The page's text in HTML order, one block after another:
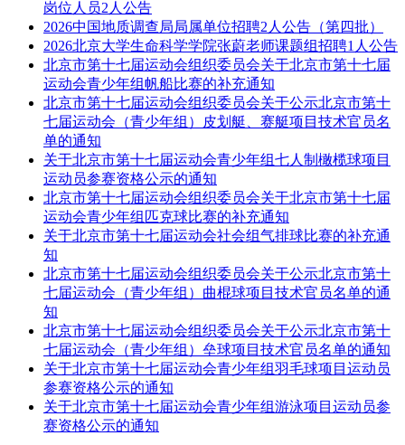
岗位人员2人公告
2026中国地质调查局局属单位招聘2人公告（第四批）
2026北京大学生命科学学院张蔚老师课题组招聘1人公告
北京市第十七届运动会组织委员会关于北京市第十七届
运动会青少年组帆船比赛的补充通知
北京市第十七届运动会组织委员会关于公示北京市第十
七届运动会（青少年组）皮划艇、赛艇项目技术官员名
单的通知
关于北京市第十七届运动会青少年组七人制橄榄球项目
运动员参赛资格公示的通知
北京市第十七届运动会组织委员会关于北京市第十七届
运动会青少年组匹克球比赛的补充通知
关于北京市第十七届运动会社会组气排球比赛的补充通
知
北京市第十七届运动会组织委员会关于公示北京市第十
七届运动会（青少年组）曲棍球项目技术官员名单的通
知
北京市第十七届运动会组织委员会关于公示北京市第十
七届运动会（青少年组）垒球项目技术官员名单的通知
关于北京市第十七届运动会青少年组羽毛球项目运动员
参赛资格公示的通知
关于北京市第十七届运动会青少年组游泳项目运动员参
赛资格公示的通知